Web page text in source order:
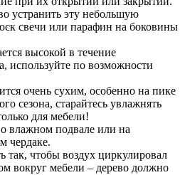
устранить эту небольшую
свечи или парафин на боковины
высокой в течение
используйте по возможности
очень сухим, особенно на пике
сезона, старайтесь увлажнять
для мебели!
влажном подвале или на
чердаке.
так, чтобы воздух циркулировал
вокруг мебели – дерево должно